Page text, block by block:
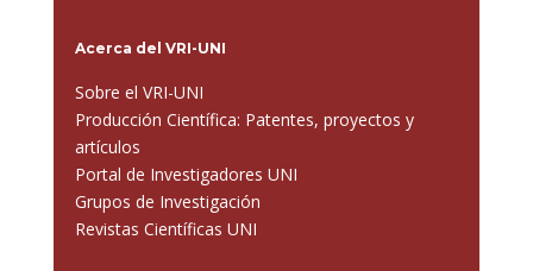
Acerca del VRI-UNI
Sobre el VRI-UNI
Producción Científica: Patentes, proyectos y
artículos
Portal de Investigadores UNI
Grupos de Investigación
Revistas Científicas UNI